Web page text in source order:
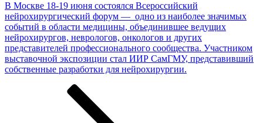
В Москве 18-19 июня состоялся Всероссийский
нейрохирургический форум — одно из наиболее значимых
событий в области медицины, объединившее ведущих
нейрохирургов, неврологов, онкологов и других
представителей профессионального сообщества. Участником
выставочной экспозиции стал ИИР СамГМУ, представивший
собственные разработки ­­­для нейрохирургии.